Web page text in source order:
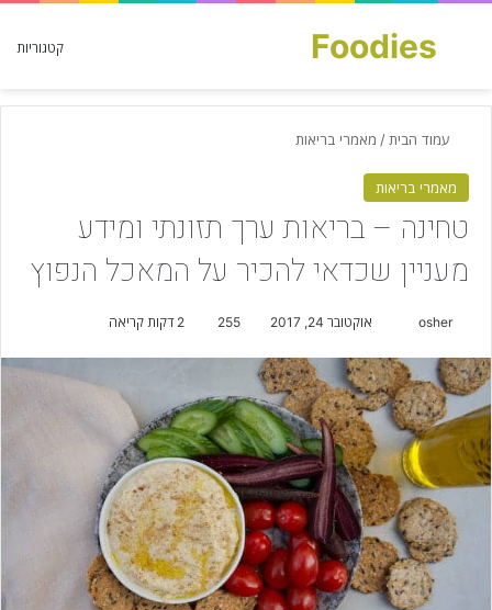
קטגוריות Foodies
חפש עבור
עמוד הבית / מאמרי בריאות
מאמרי בריאות
טחינה – בריאות ערך תזונתי ומידע
מעניין שכדאי להכיר על המאכל הנפוץ
osher
n
d
a
n
e
m
a
i
l
אוקטובר 24, 2017 255